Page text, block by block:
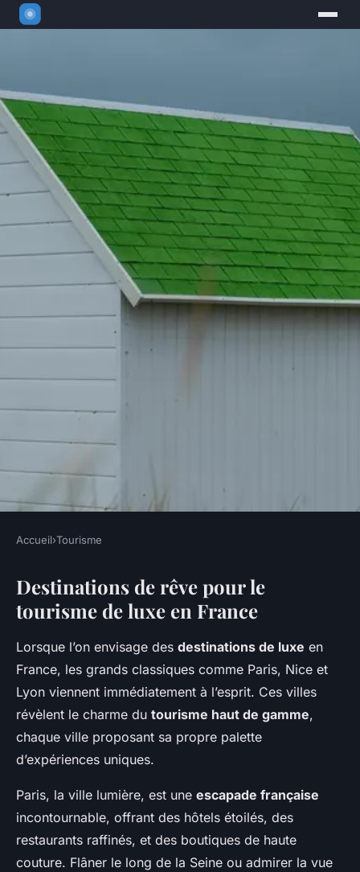
Tourisme de luxe en France :
vivre l'expérience ultime
Nino•5 novembre 2024•6 min de lecture
Accueil›Tourisme
Destinations de rêve pour le
tourisme de luxe en France
Lorsque l’on envisage des destinations de luxe en
France, les grands classiques comme Paris, Nice et
Lyon viennent immédiatement à l’esprit. Ces villes
révèlent le charme du tourisme haut de gamme,
chaque ville proposant sa propre palette
d’expériences uniques.
Paris, la ville lumière, est une escapade française
incontournable, offrant des hôtels étoilés, des
restaurants raffinés, et des boutiques de haute
couture. Flâner le long de la Seine ou admirer la vue